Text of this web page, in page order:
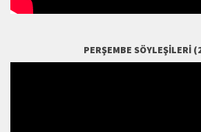
PERŞEMBE SÖYLEŞILERI